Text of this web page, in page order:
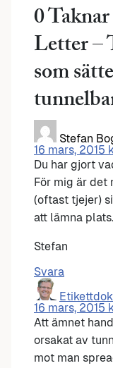
0
Letter –
som
Stefan
16 mars, 2015
Du har gjort
För mig är det
(oftast tjejer)
att lämna plats.
Stefan
Svara
16 mars, 2015
Att ämnet
orsakat av
mot man